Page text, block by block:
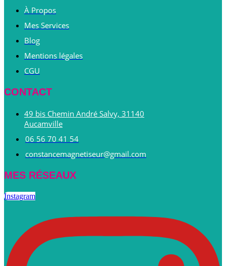
À Propos
Mes Services
Blog
Mentions légales
CGU
CONTACT
49 bis Chemin André Salvy, 31140
Aucamville
06 56 70 41 54
constancemagnetiseur@gmail.com
MES RÉSEAUX
Instagram